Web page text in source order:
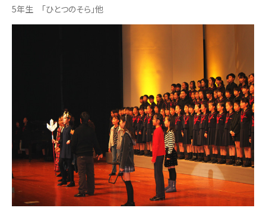
5年生 「ひとつのそら」他